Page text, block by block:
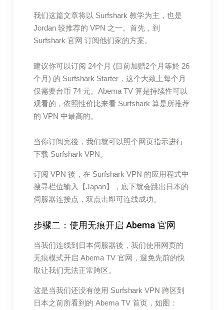
我们这篇文章将以 Surfshark 教学为主，也是
Jordan 较推荐的 VPN 之一。首先，到
Surfshark 官网 订阅他们家的方案。
建议你可以订阅 24个月 (目前加赠2个月等於 26
个月) 的 Surfshark Starter，这个大致上每个月
仅需要台币 74 元。Abema TV 算是持续性可以
观看的，依照性价比来看 Surfshark 算是所推荐
的 VPN 中最高的。
当你订阅完後，我们就可以照个网页指示进行
下载 Surfshark VPN。
订阅 VPN 後，在 Surfshark VPN 的应用程式中
搜寻栏位输入【Japan】，底下就会跳出日本的
伺服器连接点，双点击即可连线成功。
步骤二：使用无痕开启 Abema 官网
当我们连线到日本伺服器後，我们使用网页的
无痕模式开启 Abema TV 官网，避免先前的快
取让我们无法正常跨区。
这是当我们还没有使用 Surfshark VPN 跨区到
日本之前所看到的 Abema TV 首页，如图：